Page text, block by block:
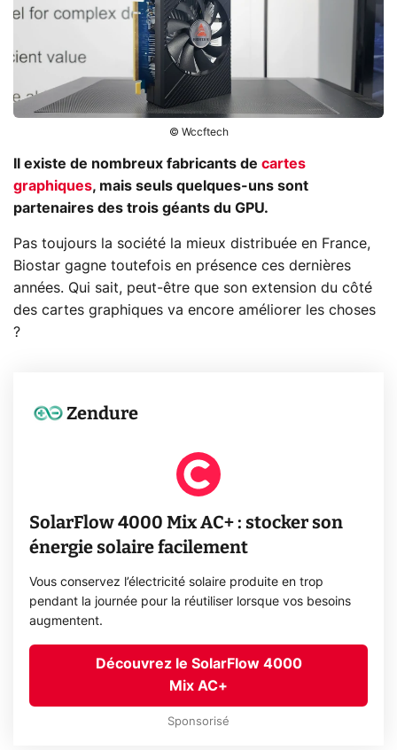
© Wccftech
Il existe de nombreux fabricants de cartes
graphiques, mais seuls quelques-uns sont
partenaires des trois géants du GPU.
Pas toujours la société la mieux distribuée en France,
Biostar gagne toutefois en présence ces dernières
années. Qui sait, peut-être que son extension du côté
des cartes graphiques va encore améliorer les choses
?
Zendure
SolarFlow 4000 Mix AC+ : stocker son
énergie solaire facilement
Vous conservez l’électricité solaire produite en trop
pendant la journée pour la réutiliser lorsque vos besoins
augmentent.
Découvrez le SolarFlow 4000
Mix AC+
Sponsorisé